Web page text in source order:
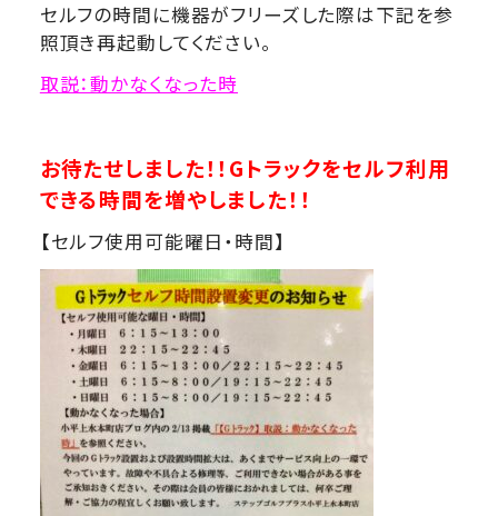
セルフの時間に機器がフリーズした際は下記を参
照頂き再起動してください。
取説：動かなくなった時
お待たせしました！！Gトラックをセルフ利用
できる時間を増やしました！！
【セルフ使用可能曜日・時間】